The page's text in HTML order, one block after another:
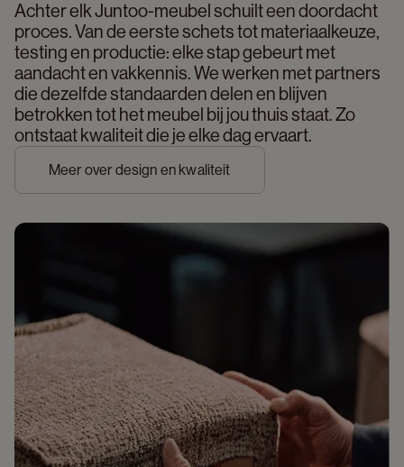
Achter elk Juntoo-meubel schuilt een doordacht
proces. Van de eerste schets tot materiaalkeuze,
testing en productie: elke stap gebeurt met
aandacht en vakkennis. We werken met partners
die dezelfde standaarden delen en blijven
betrokken tot het meubel bij jou thuis staat. Zo
ontstaat kwaliteit die je elke dag ervaart.
Meer over design en kwaliteit